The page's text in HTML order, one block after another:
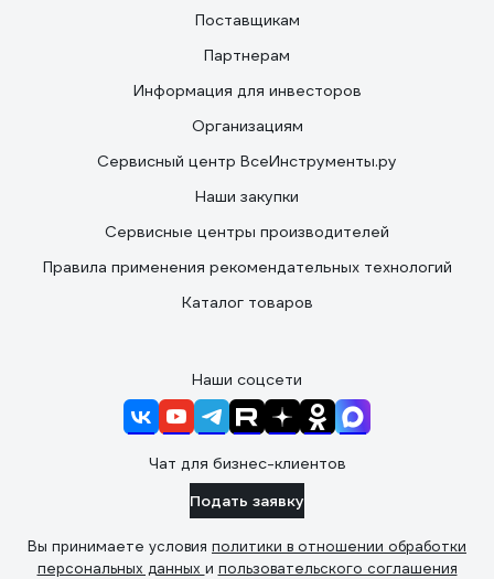
Поставщикам
Партнерам
Информация для инвесторов
Организациям
Сервисный центр ВсеИнструменты.ру
Наши закупки
Сервисные центры производителей
Правила применения рекомендательных технологий
Каталог товаров
Наши соцсети
Чат для бизнес-клиентов
Подать заявку
Вы принимаете условия политики в отношении обработки
персональных данных и пользовательского соглашения